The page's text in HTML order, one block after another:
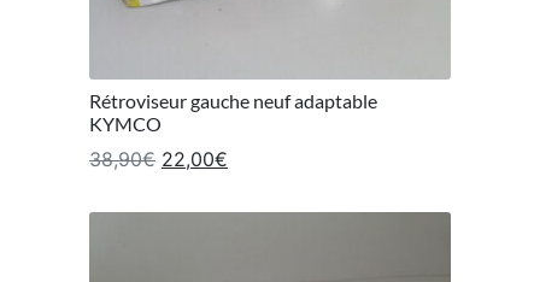
Rétroviseur gauche neuf adaptable
KYMCO
38,90€ Le prix initial était : 38,90€.
22,00€